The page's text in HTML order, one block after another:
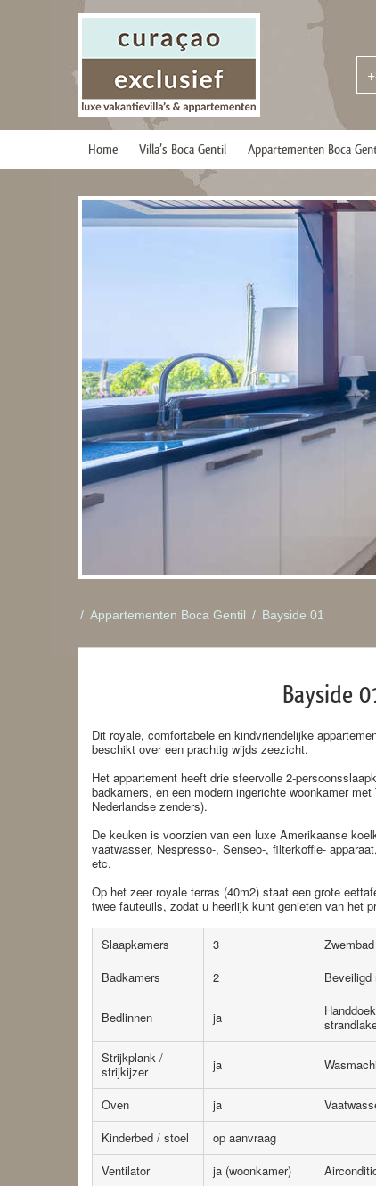
Home Villa’s Boca Gentil Appartementen Boca
/ Appartementen Boca Gentil / Bayside 01
Bayside
Dit royale, comfortabele en kindvriendelijke
beschikt over een prachtig wijds zeezicht.
Het appartement heeft drie sfeervolle 2-
badkamers, en een modern ingerichte woonkamer
Nederlandse zenders).
De keuken is voorzien van een luxe Amerikaanse
vaatwasser, Nespresso-, Senseo-, filterkoffie-
etc.
Op het zeer royale terras (40m2) staat een grote
twee fauteuils, zodat u heerlijk kunt genieten van het
Slaapkamers 3 Zwembad
Badkamers
2 Beveiligd
Bedlinnen ja
Strijkplank /
strijkijzer
ja
Oven ja
Kinderbed / stoel
op aanvraag
Ventilator
ja (woonkamer)